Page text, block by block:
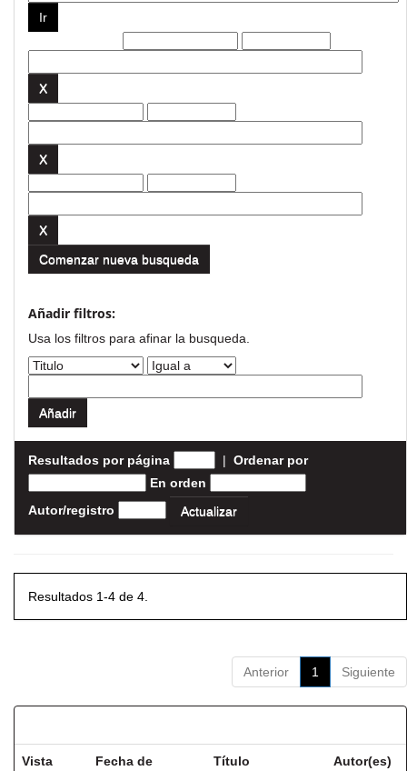
Comenzar nueva busqueda
Añadir filtros:
Usa los filtros para afinar la busqueda.
Resultados por página | Ordenar por
En orden
Autor/registro
Resultados 1-4 de 4.
Anterior 1 Siguiente
Vista
Fecha de
Título Autor(es)